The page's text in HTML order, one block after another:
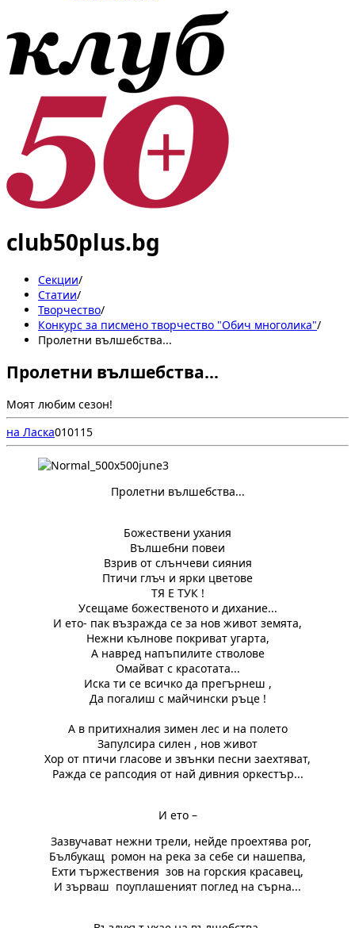
club50plus.bg
Секции/
Статии/
Творчество/
Конкурс за писмено творчество "Обич многолика"/
Пролетни вълшебства...
Пролетни вълшебства...
Моят любим сезон!
на Ласка0101 15
Пролетни вълшебства...
Божествени ухания
Вълшебни повеи
Взрив от слънчеви сияния
Птичи глъч и ярки цветове
ТЯ Е ТУК !
Усещаме божественото и дихание...
И ето- пак възражда се за нов живот земята,
Нежни кълнове покриват угарта,
А навред напъпилите стволове
Омайват с красотата...
Иска ти се всичко да прегърнеш ,
Да погалиш с майчински ръце !
А в притихналия зимен лес и на полето
Запулсира силен , нов живот
Хор от птичи гласове и звънки песни заехтяват,
Ражда се рапсодия от най дивния оркестър...
И ето –
Зазвучават нежни трели, нейде проехтява рог,
Бълбукащ ромон на река за себе си нашепва,
Ехти тържествения зов на горския красавец,
И зърваш поуплашеният поглед на сърна...